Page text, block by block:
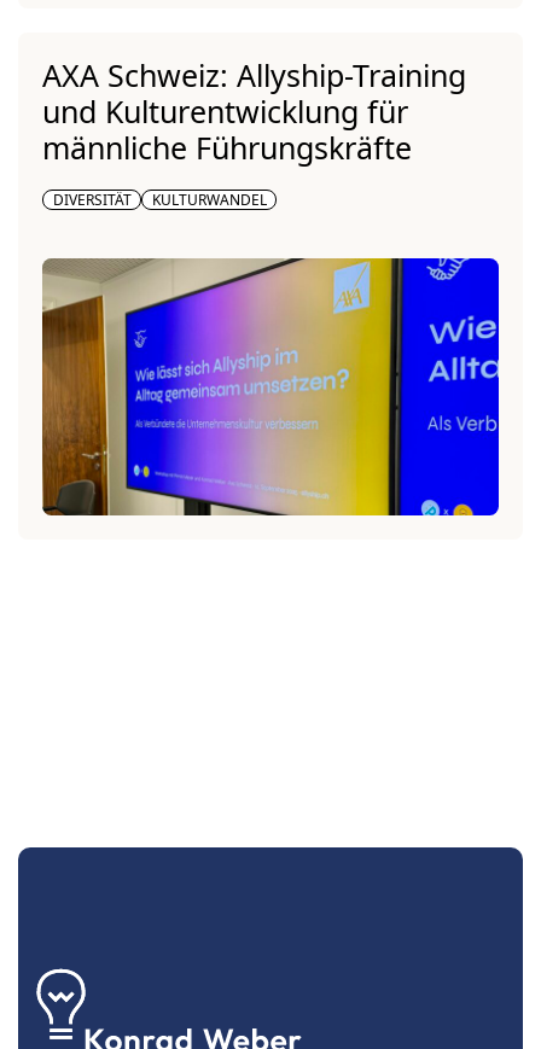
AXA Schweiz: Allyship-Training
und Kulturentwicklung für
männliche Führungskräfte
DIVERSITÄT KULTURWANDEL